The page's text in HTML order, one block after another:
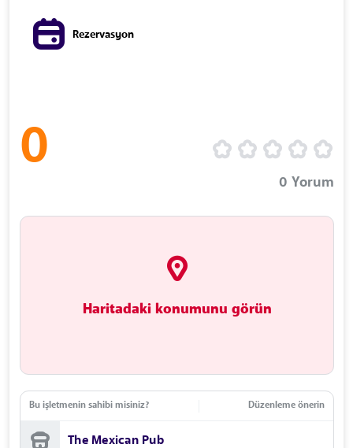
Rezervasyon
0
0 Yorum
Haritadaki konumunu görün
Bu işletmenin sahibi misiniz? Düzenleme önerin
The Mexican Pub